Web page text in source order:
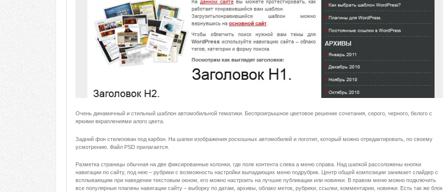
Очень динамичный и стильный шаблон автомобильной тематики. Беспроигрышное цветовое решение сочетания, серого, черного, белого с
яркими вкраплениями алого цвета.
Задний фон стилизован под карбон. На шапки изображения роскошных автомобилей и логотип, который можно отредактировать, по своему
усмотрению. Файл PSD прилагается.
Разметка страницы обычная на две фиксированные колонки, где поле контента слева а меню справа. Над шапкой рассоложены кнопки
навигации по сайту, под нею – рубрики с возможность настройки выпадающих меню подрубрик. Центр общей композиции занимает слайдер с
всплывающим при наведении текстовым окном, его можно настроить на лучшие публикации или новинки. В правом меню можно подключить
все популярные плагины навигации сайту – выборку по датам, архивы, облако меток, рубрики, ссылки, комментарии, новинки. Есть так же блок